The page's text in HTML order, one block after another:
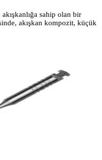
sahip olan bir
akışkan kompozit, küçük